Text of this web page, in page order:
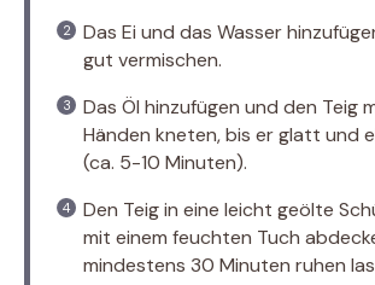
Das Ei und das Wasser
gut vermischen.
Das Öl hinzufügen und den Teig
Händen kneten, bis er glatt und
(ca. 5-10 Minuten).
Den Teig in eine leicht geölte
mit einem feuchten Tuch
mindestens 30 Minuten ruhen